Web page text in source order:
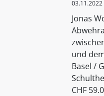
03.11.2022
Jonas
und
Basel /
CHF